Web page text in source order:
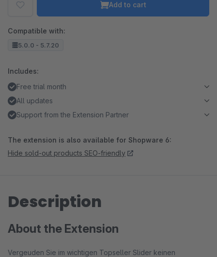
Add to cart
Compatible with:
5.0.0 - 5.7.20
Includes:
Free trial month
All updates
Support from the Extension Partner
The extension is also available for Shopware 6:
Hide sold-out products SEO-friendly
Description
About the Extension
Vergeuden Sie im wichtigen Topseller Slider keinen